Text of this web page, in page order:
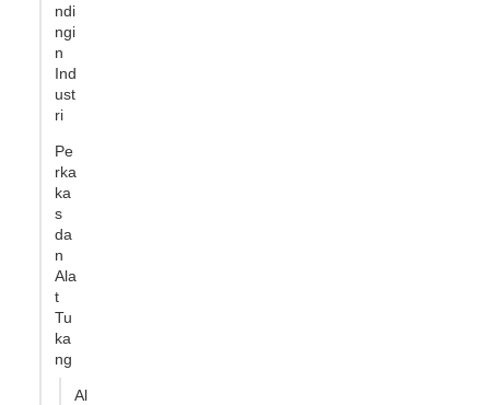
ndi
ngi
n
Ind
ust
ri
Pe
rka
ka
s
da
n
Ala
t
Tu
ka
ng
Al